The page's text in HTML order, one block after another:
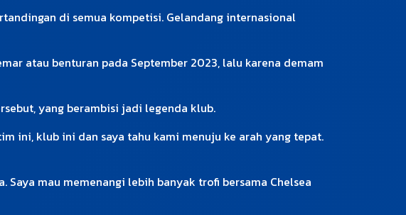
di semua kompetisi. Gelandang internasional
atau benturan pada September 2023, lalu karena demam
yang berambisi jadi legenda klub.
ini, klub ini dan saya tahu kami menuju ke arah yang tepat.
mau memenangi lebih banyak trofi bersama Chelsea